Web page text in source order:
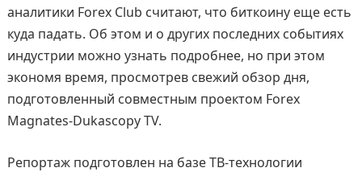
аналитики Forex Club считают, что биткоину еще есть
куда падать. Об этом и о других последних событиях
индустрии можно узнать подробнее, но при этом
экономя время, просмотрев свежий обзор дня,
подготовленный совместным проектом Forex
Magnates-Dukascopy TV.
Репортаж подготовлен на базе ТВ-технологии